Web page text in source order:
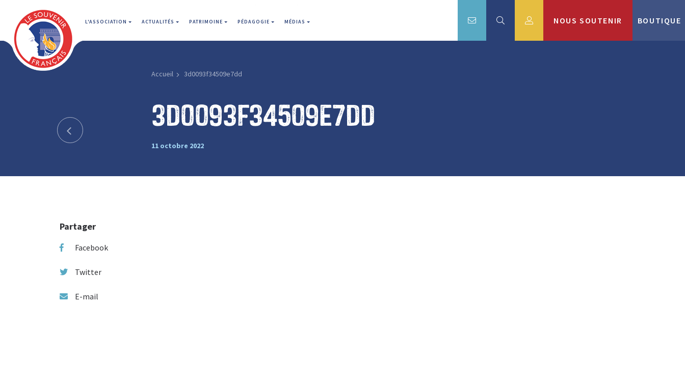
L'ASSOCIATION ACTUALITÉS PATRIMOINE PÉDAGOGIE MÉDIAS NOUS SOUTENIR BOUTIQUE
Accueil 3d0093f34509e7dd
3d0093f34509e7dd
11 octobre 2022
Partager
Facebook
Twitter
E-mail